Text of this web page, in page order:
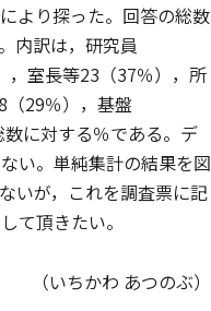
より探った。回答の総数
内訳は，研究員
，室長等23（37％），所
29％），基盤
に対する％である。デ
い。単純集計の結果を図
いが，これを調査票に記
て頂きたい。
（いちかわ あつのぶ）